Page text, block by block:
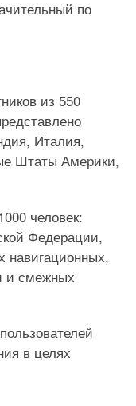
по
из 550
Италия,
Штаты Америки,
человек:
Федерации,
навигационных,
и смежных
в целях